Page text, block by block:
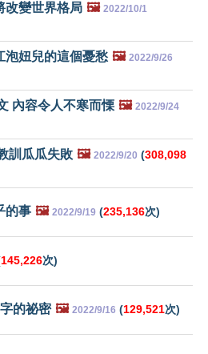
改變世界格局 🖼️ 2022/10/1
泡妞兒的這個憂愁 🖼️ 2022/9/26
內容令人不寒而慄 🖼️ 2022/9/24
訓瓜瓜失敗 🖼️ 2022/9/20 (308,098
的事 🖼️ 2022/9/19 (235,136次)
145,226次)
的祕密 🖼️ 2022/9/16 (129,521次)